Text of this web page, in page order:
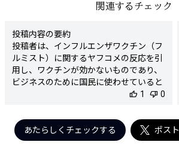
関連するチェック
投稿内容の要約
投稿者は、インフルエンザワクチン（フ
ルミスト）に関するヤフコメの反応を引
用し、ワクチンが効かないものであり、
ビジネスのために国民に使わせていると
批判しています。また、フルミストは弱
り、シェディング（感染後のウイルスの
放出）があると主張しています。
検出された陰謀要素
thumb_up 1 thumb_down 0
あたらしくチェックする ポスト